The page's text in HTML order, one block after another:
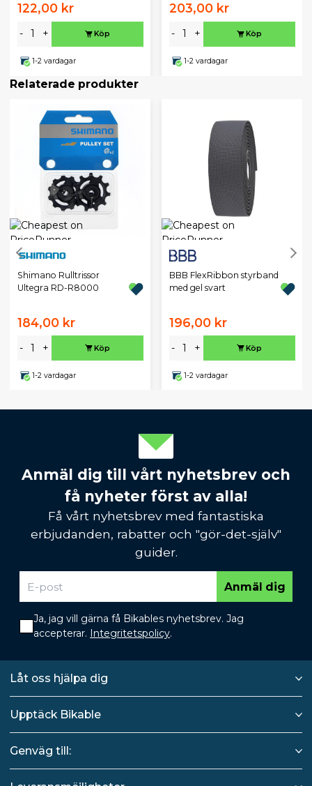
122,00 kr
- + Köp
1-2 vardagar
203,00 kr
- + Köp
1-2 vardagar
Relaterade produkter
Shimano Rulltrissor
Ultegra RD-R8000
184,00 kr
- + Köp
1-2 vardagar
BBB FlexRibbon styrband
med gel svart
196,00 kr
- + Köp
1-2 vardagar
Anmäl dig till vårt nyhetsbrev och
få nyheter först av alla!
Få vårt nyhetsbrev med fantastiska
erbjudanden, rabatter och "gör-det-själv"
guider.
Anmäl dig
Ja, jag vill gärna få Bikables nyhetsbrev. Jag
accepterar. Integritetspolicy.
Låt oss hjälpa dig
Upptäck Bikable
Genväg till: